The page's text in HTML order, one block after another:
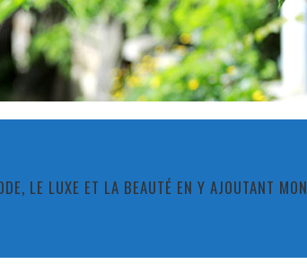
LE LUXE ET LA BEAUTÉ EN Y AJOUTANT MON